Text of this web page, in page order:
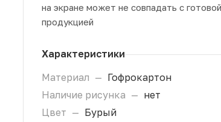
на экране может не совпадать с готовой
продукцией
Характеристики
Материал — Гофрокартон
Наличие рисунка — нет
Цвет — Бурый